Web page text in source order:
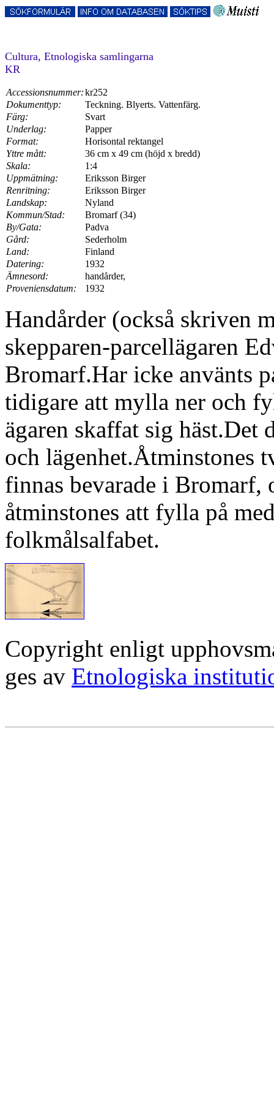
Cultura, Etnologiska samlingarna
KR
Accessionsnummer:kr252
Dokumenttyp:
Teckning. Blyerts. Vattenfärg.
Färg:
Svart
Underlag:
Papper
Format:
Horisontal rektangel
Yttre mått:
36 cm x 49 cm (höjd x bredd)
Skala:
1:4
Uppmätning:
Eriksson Birger
Renritning:
Eriksson Birger
Landskap:
Nyland
Kommun/Stad:
Bromarf (34)
By/Gata:
Padva
Gård:
Sederholm
Land:
Finland
Datering:
1932
Ämnesord:
handårder,
Proveniensdatum:
1932
Handårder (också skriven
skepparen-parcellägaren
Bromarf.Har icke använts
tidigare att mylla ner och
ägaren skaffat sig häst.Det
och lägenhet.Åtminstones
finnas bevarade i Bromarf,
åtminstones att fylla på
folkmålsalfabet.
Copyright enligt
ges av Etnologiska